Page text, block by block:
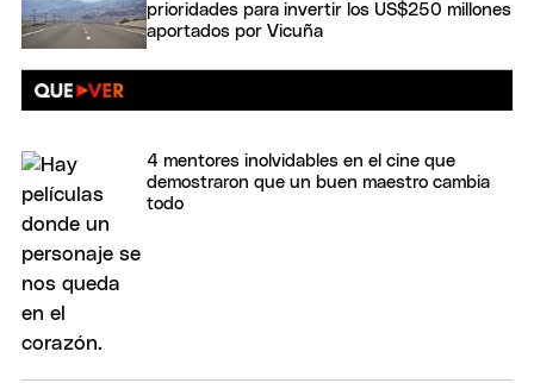
prioridades para invertir los US$250 millones
aportados por Vicuña
4 mentores inolvidables en el cine que
demostraron que un buen maestro cambia
todo